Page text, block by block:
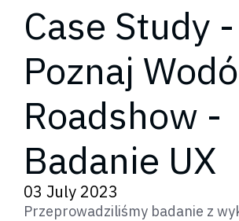
Case Study -
Poznaj
Roadshow -
Badanie UX
03 July 2023
Przeprowadziliśmy badanie z